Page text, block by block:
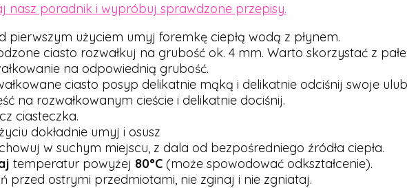
nasz poradnik i wypróbuj sprawdzone przepisy.
pierwszym użyciem umyj foremkę ciepłą wodą z płynem.
ciasto rozwałkuj na grubość ok. 4 mm. Warto skorzystać z
na odpowiednią grubość.
ciasto posyp delikatnie mąką i delikatnie odciśnij swoje
na rozwałkowanym cieście i delikatnie dociśnij.
ciasteczka.
dokładnie umyj i osusz
w suchym miejscu, z dala od bezpośredniego źródła ciepła.
temperatur powyżej 80°C(może spowodować odkształcenie).
przed ostrymi przedmiotami, nie zginaj i nie zgniataj.